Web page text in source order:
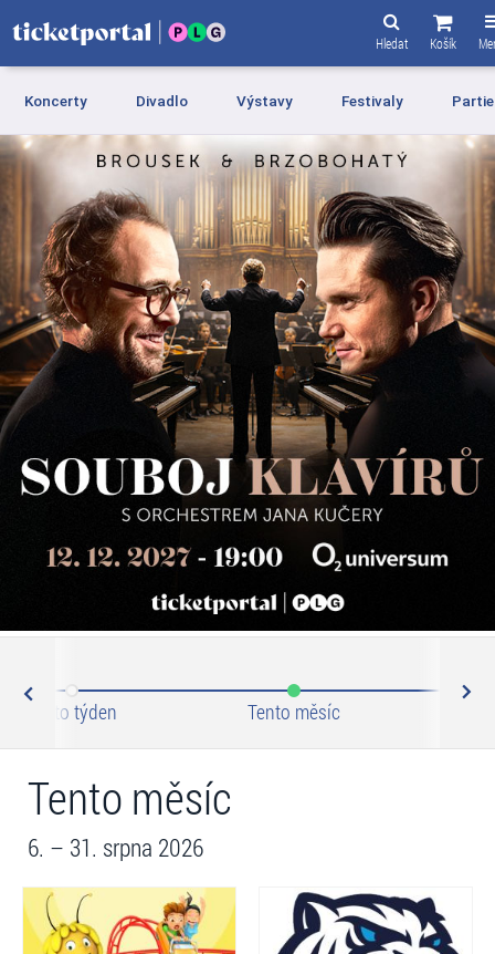
Menu
Košík
Hledat
Koncerty Divadlo Výstavy Festivaly
Tento týden Tento měsíc
Tento měsíc
6. – 31. srpna 2026